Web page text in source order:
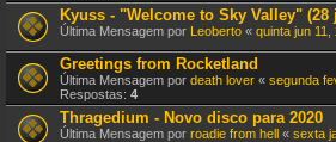
Kyuss - "Welcome to Sky Valley" (28
Última Mensagem por Leoberto « quinta jun 11,
Greetings from Rocketland
Última Mensagem por death lover « segunda
Respostas: 4
Thragedium - Novo disco para 2020
Última Mensagem por roadie from hell « sexta